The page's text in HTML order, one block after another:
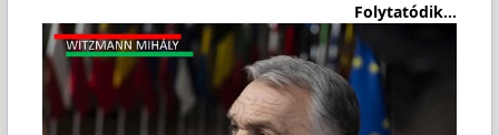
Folytatódik...